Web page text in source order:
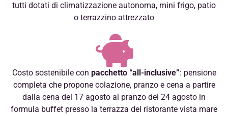
tutti dotati di climatizzazione autonoma, mini frigo, patio
o terrazzino attrezzato
Costo sostenibile con pacchetto “all-inclusive”: pensione
completa che propone colazione, pranzo e cena a partire
dalla cena del 17 agosto al pranzo del 24 agosto in
formula buffet presso la terrazza del ristorante vista mare